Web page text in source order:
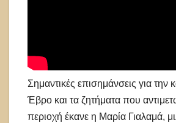
Σημαντικές επισημάνσεις για την
Έβρο και τα ζητήματα που
περιοχή έκανε η Μαρία Γιαλαμά,